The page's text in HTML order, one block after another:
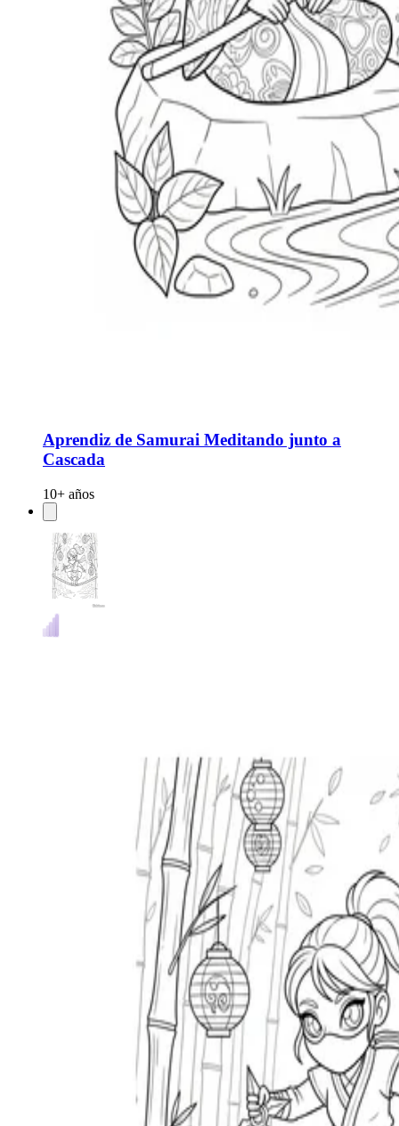
Aprendiz de Samurai Meditando junto a
Cascada
10+ años